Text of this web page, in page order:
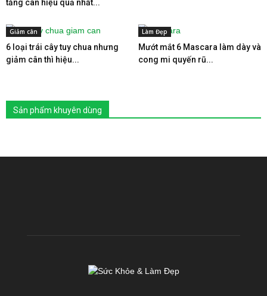
tăng cân hiệu quả nhất...
Giảm cân
6 loại trái cây tuy chua nhưng
giảm cân thì hiệu...
Làm Đẹp
Mướt mắt 6 Mascara làm dày và
cong mi quyến rũ...
Sản phẩm khuyên dùng